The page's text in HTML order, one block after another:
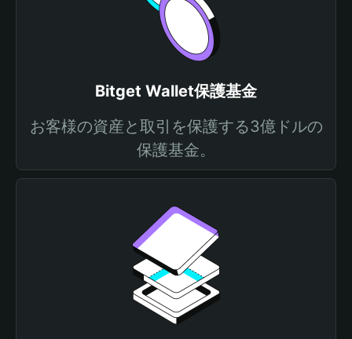
Bitget Wallet保護基金
お客様の資産と取引を保護する3億ドルの
保護基金。